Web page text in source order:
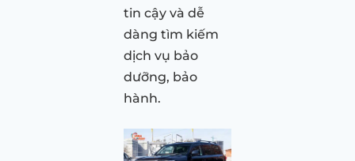
tin cậy và dễ
dàng tìm kiếm
dịch vụ bảo
dưỡng, bảo
hành.